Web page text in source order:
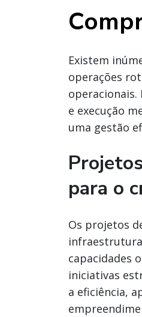
Existem
operações
e execução
uma gestão
para o
Os projetos
capacidades
iniciativas
a eficiência,